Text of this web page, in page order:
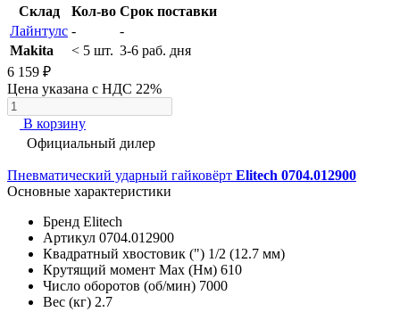
Склад
Кол-во Срок поставки
Лайнтулс -
-
Makita
< 5 шт. 3-6 раб. дня
6 159 ₽
Цена указана с НДС 22%
В корзину
Официальный дилер
Пневматический ударный гайковёрт Elitech 0704.012900
Основные характеристики
Бренд Elitech
Артикул 0704.012900
Квадратный хвостовик (") 1/2 (12.7 мм)
Крутящий момент Max (Нм) 610
Число оборотов (об/мин) 7000
Вес (кг) 2.7